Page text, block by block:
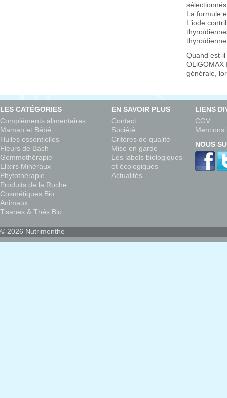
La formule
L’iode
Quand est-
OLiGOMAX
générale,
LES CATÉGORIES
Compléments alimentaires
Maman et Bébé
Huiles essentielles
Fleurs de Bach
Gemmothérapie
Elixirs Minéraux
Phytothérapie
Produits de la Ruche
Cosmétiques Bio
Animaux
Tisanes & Thés Bio
EN SAVOIR PLUS
Contact
Société
Critères de qualité
Mise en garde
Les labels biologiques
et écologiques
Actualités
LIENS
CGV
Mentions
NOUS
© 2026 Nutrimenthe